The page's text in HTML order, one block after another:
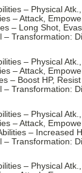
– Physical
– Attack,
– Long Shot,
– Transformation:
– Physical
– Attack,
– Boost HP,
– Transformation:
– Physical
– Attack,
– Increased
– Transformation:
– Physical